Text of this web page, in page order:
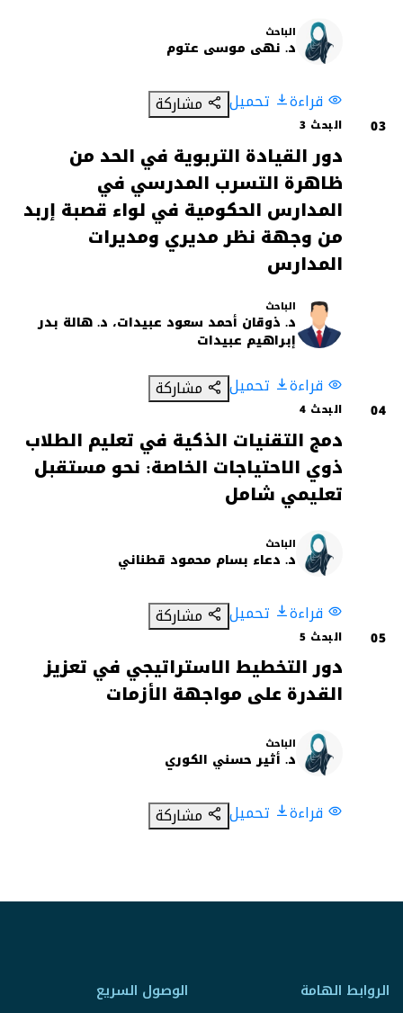
د الباحث
د. نهى موسى عتوم
قراءة تحميل
03 البحث 3
دور القيادة التربوية في الحد من
ظاهرة التسرب المدرسي في
المدارس الحكومية في لواء قصبة إربد
من وجهة نظر مديري ومديرات
المدارس
د
الباحث
د. ذوقان أحمد سعود عبيدات، د. هالة بدر
إبراهيم عبيدات
قراءة تحميل
04 البحث 4
دمج التقنيات الذكية في تعليم الطلاب
ذوي الاحتياجات الخاصة: نحو مستقبل
تعليمي شامل
د الباحث
د. دعاء بسام محمود قطناني
قراءة تحميل
05 البحث 5
دور التخطيط الاستراتيجي في تعزيز
القدرة على مواجهة الأزمات
د الباحث
د. أثير حسني الكوري
قراءة تحميل
الروابط الهامة الوصول السريع